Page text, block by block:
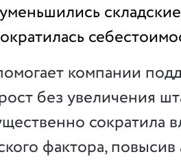
компании
без увеличения
сократила
фактора,